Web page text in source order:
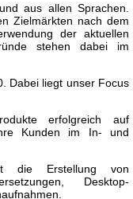
aus allen Sprachen.
Zielmärkten nach dem
der aktuellen
stehen dabei im
Dabei liegt unser Focus
erfolgreich auf
Kunden im In- und
die Erstellung von
Desktop-